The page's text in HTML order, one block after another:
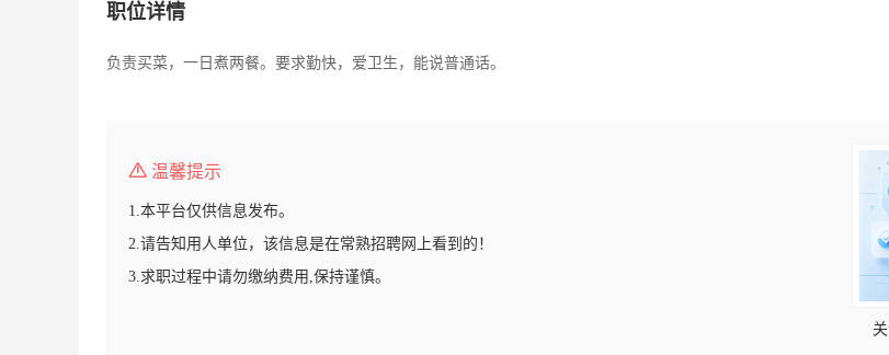
职位详情
负责买菜，一日煮两餐。要求勤快，爱卫生，能说普通话。
温馨提示
1.本平台仅供信息发布。
2.请告知用人单位，该信息是在常熟招聘网上看到的！
3.求职过程中请勿缴纳费用,保持谨慎。